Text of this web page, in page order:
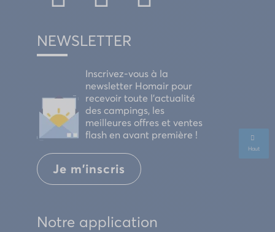
NEWSLETTER
Inscrivez-vous à la
newsletter Homair pour
recevoir toute l'actualité
des campings, les
meilleures offres et ventes
flash en avant première !
Je m'inscris
Notre application
Haut